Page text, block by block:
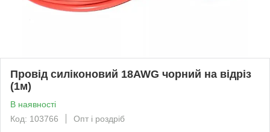
Провід силіконовий 18AWG чорний на відріз
(1м)
В наявності
Код: 103766
Опт і роздріб